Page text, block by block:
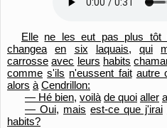
Elle ne les eut pas plus tôt
changea
en six laquais, qui
carrosse avec leurs habits
comme s'ils n'eussent fait autre
alors à Cendrillon:
— Hé bien, voilà de quoi aller
— Oui, mais est-ce que j'irai
habits?